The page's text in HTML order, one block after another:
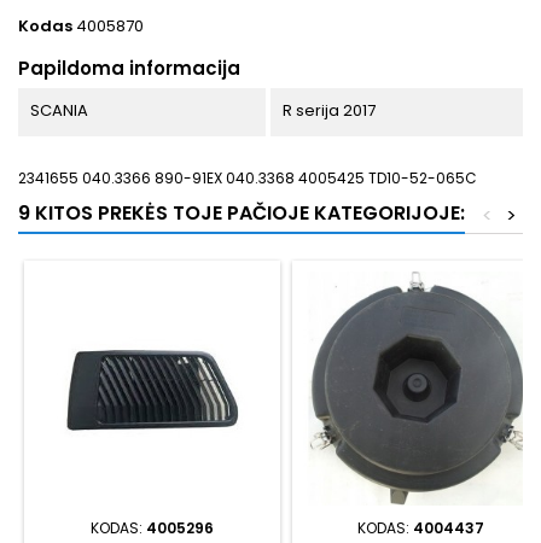
Kodas 4005870
Papildoma informacija
SCANIA R serija 2017
2341655 040.3366 890-91EX 040.3368 4005425 TD10-52-065C
9 KITOS PREKĖS TOJE PAČIOJE KATEGORIJOJE: >
<
KODAS: 4005296 KODAS: 4004437